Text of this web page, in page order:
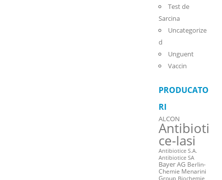
Test de
Sarcina
Uncategorize
d
Unguent
Vaccin
PRODUCATO
RI
ALCON
Antibioti
ce-Iasi
Antibiotice S.A.
Antibiotice SA
Bayer AG Berlin-
Chemie Menarini
Group